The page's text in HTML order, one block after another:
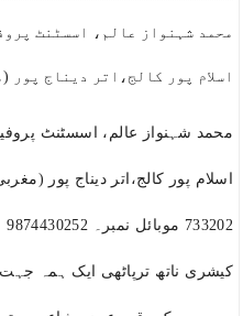
محمد شہنواز عالم، اسسٹنٹ
اسلام پور کالج،اتر دیناج پور
محمد شہنواز عالم، اسسٹنٹ
اسلام پور کالج،اتر دیناج پور
کیشری ناتھ ترپاٹھی ایک ہمہ